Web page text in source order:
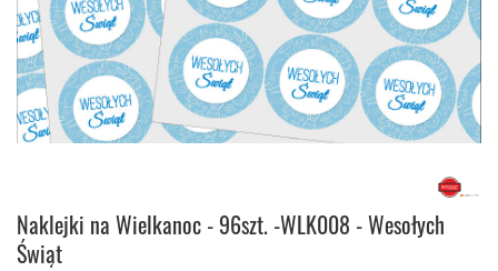
Naklejki na Wielkanoc - 96szt. -WLK008 - Wesołych
Świąt